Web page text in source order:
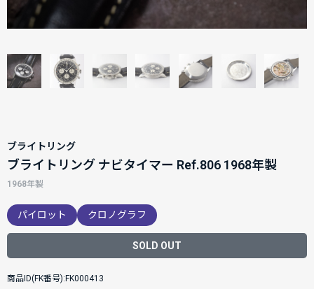
ブライトリング
ブライトリング ナビタイマー Ref.806 1968年製
1968年製
パイロット クロノグラフ
SOLD OUT
商品ID(FK番号):FK000413